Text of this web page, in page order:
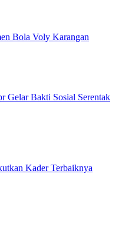
Bola Voly Karangan
Gelar Bakti Sosial Serentak
Kader Terbaiknya